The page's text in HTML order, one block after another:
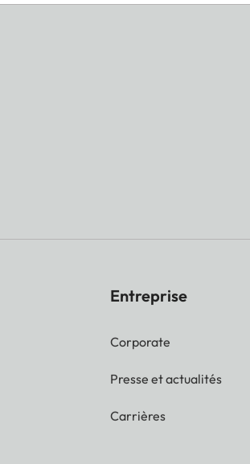
Entreprise
Corporate
Presse et actualités
Carrières